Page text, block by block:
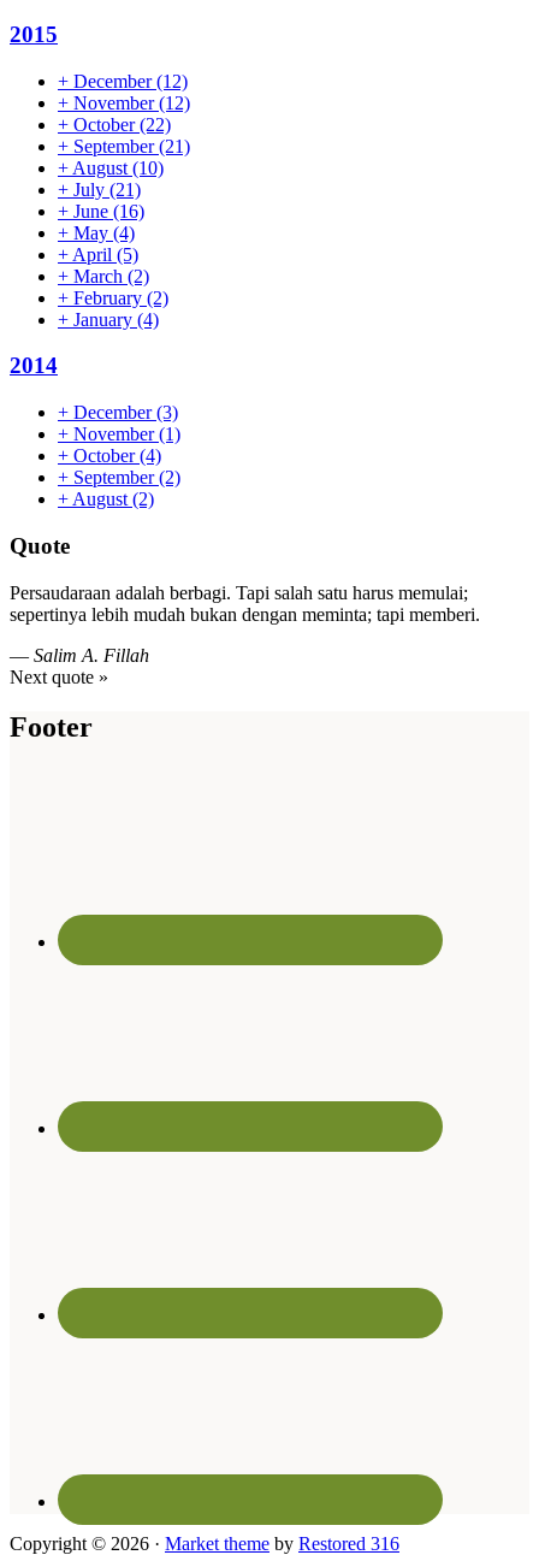
2015
+ December(12)
+ November(12)
+ October(22)
+ September(21)
+ August (10)
+ July (21)
+ June (16)
+ May (4)
+ April (5)
+ March (2)
+ February (2)
+ January (4)
2014
+ December(3)
+ November(1)
+ October(4)
+ September(2)
+ August (2)
Quote
Persaudaraan adalah berbagi. Tapi salah satu harus memulai;
sepertinya lebih mudah bukan dengan meminta; tapi memberi.
— Salim A. Fillah
Next quote »
Footer
Copyright © 2026 · Market theme by Restored 316